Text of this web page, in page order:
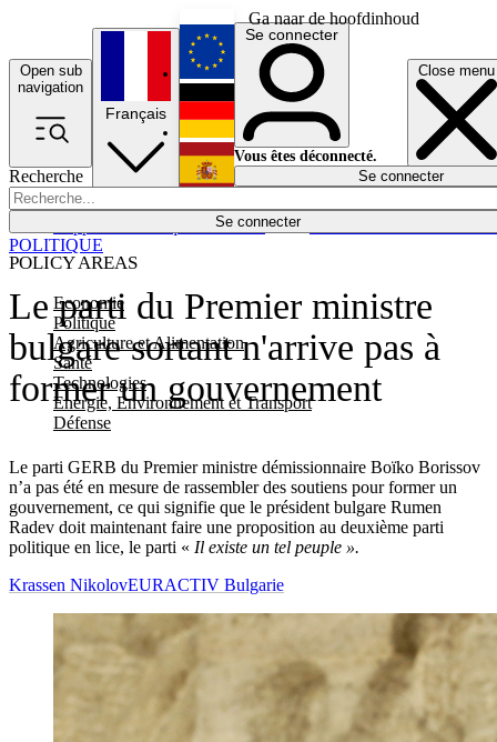
Ga naar de hoofdinhoud
Open sub
navigation
Close menu
Recherche
Se connecter
POLICY AREAS
Economie
Politique
Agriculture et Alimentation
Santé
Technologies
Energie, Environnement et Transport
Défense
Économie
Français
English
Deutsch
Español
Se connecter
Vous êtes déconnecté.
Se connecter
Le parti du Premier ministre
bulgare sortant n'arrive pas à
former un gouvernement
Le parti GERB du Premier ministre démissionnaire Boïko Borissov
n’a pas été en mesure de rassembler des soutiens pour former un
gouvernement, ce qui signifie que le président bulgare Rumen
Radev doit maintenant faire une proposition au deuxième parti
politique en lice, le parti « Il existe un tel peuple ».
POLITIQUE
Krassen NikolovEURACTIV Bulgarie